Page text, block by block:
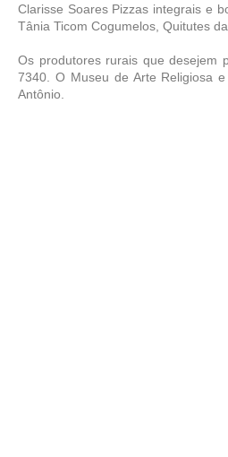
Clarisse Soares Pizzas integrais e
Tânia Ticom Cogumelos, Quitutes
Os produtores rurais que desejem
7340. O Museu de Arte Religiosa
Antônio.